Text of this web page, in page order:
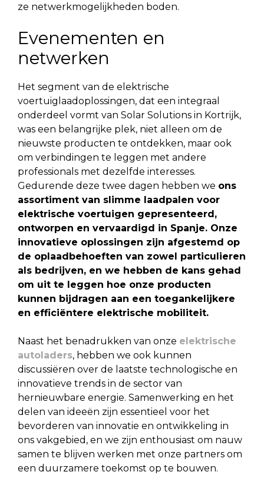
ze netwerkmogelijkheden boden.
Evenementen en
netwerken
Het segment van de elektrische
voertuiglaadoplossingen, dat een integraal
onderdeel vormt van Solar Solutions in Kortrijk,
was een belangrijke plek, niet alleen om de
nieuwste producten te ontdekken, maar ook
om verbindingen te leggen met andere
professionals met dezelfde interesses.
Gedurende deze twee dagen hebben we ons
assortiment van slimme laadpalen voor
elektrische voertuigen gepresenteerd,
ontworpen en vervaardigd in Spanje. Onze
innovatieve oplossingen zijn afgestemd op
de oplaadbehoeften van zowel particulieren
als bedrijven, en we hebben de kans gehad
om uit te leggen hoe onze producten
kunnen bijdragen aan een toegankelijkere
en efficiëntere elektrische mobiliteit.
Naast het benadrukken van onze elektrische
autoladers, hebben we ook kunnen
discussiëren over de laatste technologische en
innovatieve trends in de sector van
hernieuwbare energie. Samenwerking en het
delen van ideeën zijn essentieel voor het
bevorderen van innovatie en ontwikkeling in
ons vakgebied, en we zijn enthousiast om nauw
samen te blijven werken met onze partners om
een duurzamere toekomst op te bouwen.